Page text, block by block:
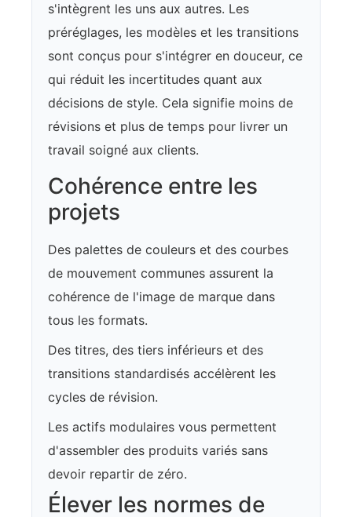
s'intègrent les uns aux autres. Les
préréglages, les modèles et les transitions
sont conçus pour s'intégrer en douceur, ce
qui réduit les incertitudes quant aux
décisions de style. Cela signifie moins de
révisions et plus de temps pour livrer un
travail soigné aux clients.
Cohérence entre les
projets
Des palettes de couleurs et des courbes
de mouvement communes assurent la
cohérence de l'image de marque dans
tous les formats.
Des titres, des tiers inférieurs et des
transitions standardisés accélèrent les
cycles de révision.
Les actifs modulaires vous permettent
d'assembler des produits variés sans
devoir repartir de zéro.
Élever les normes de